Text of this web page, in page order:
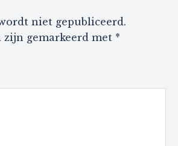
niet gepubliceerd.
zijn gemarkeerd met *